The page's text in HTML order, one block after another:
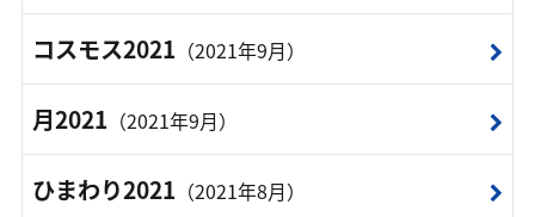
コスモス2021 （2021年9月）
月2021 （2021年9月）
ひまわり2021 （2021年8月）